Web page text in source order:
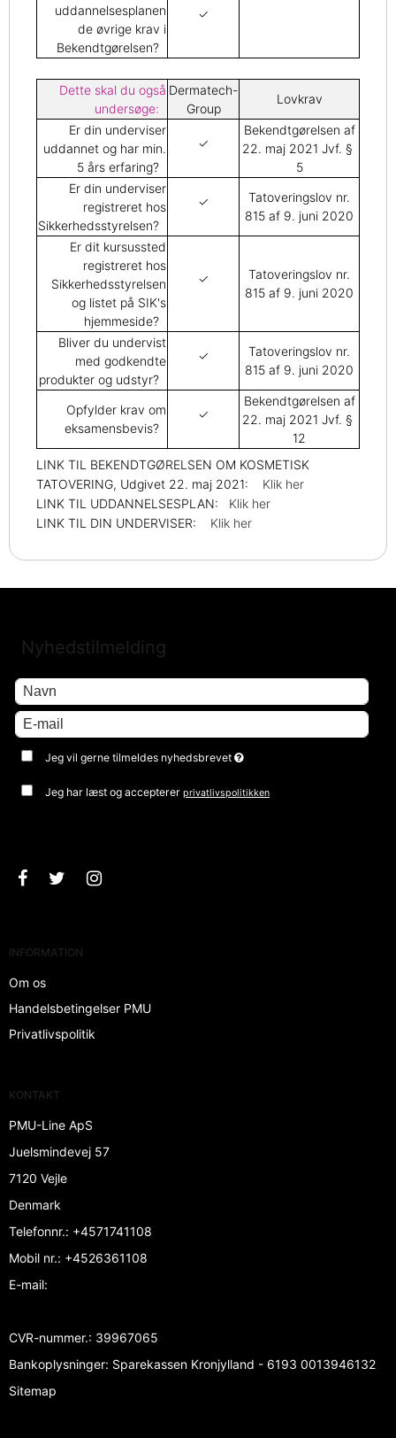
uddannelsesplanen
de øvrige krav i
Bekendtgørelsen?
✓
Dette skal du også
undersøge:
Dermatech-
Group
Lovkrav
Er din underviser
uddannet og har min.
5 års erfaring?
✓
Bekendtgørelsen af
22. maj 2021 Jvf. §
5
Er din underviser
registreret hos
Sikkerhedsstyrelsen?
✓
Tatoveringslov nr.
815 af 9. juni 2020
Er dit kursussted
registreret hos
Sikkerhedsstyrelsen
og listet på SIK's
hjemmeside?
✓
Tatoveringslov nr.
815 af 9. juni 2020
Bliver du undervist
med godkendte
produkter og udstyr?
✓
Tatoveringslov nr.
815 af 9. juni 2020
Opfylder krav om
eksamensbevis?
✓
Bekendtgørelsen af
22. maj 2021 Jvf. §
12
LINK TIL BEKENDTGØRELSEN OM KOSMETISK
TATOVERING, Udgivet 22. maj 2021: Klik her
LINK TIL UDDANNELSESPLAN: Klik her
LINK TIL DIN UNDERVISER: Klik her
Nyhedstilmelding
Jeg vil gerne tilmeldes nyhedsbrevet
Jeg har læst og acceptererprivatlivspolitikken
INFORMATION
Om os
Handelsbetingelser PMU
Privatlivspolitik
KONTAKT
PMU-Line ApS
Juelsmindevej 57
7120 Vejle
Denmark
Telefonnr.: +4571741108
Mobil nr.: +4526361108
E-mail:
CVR-nummer.: 39967065
Bankoplysninger: Sparekassen Kronjylland - 6193 0013946132
Sitemap